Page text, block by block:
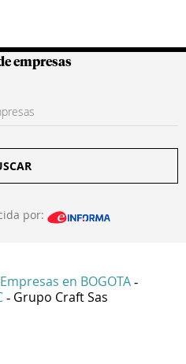
empresas
por:
Empresas en BOGOTA -
- Grupo Craft Sas